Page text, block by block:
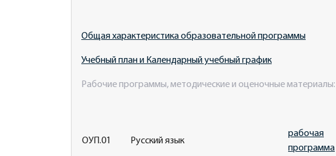
Общая характеристика образовательной программы
Учебный план и Календарный учебный график
Рабочие программы, методические и оценочные материалы:
ОУП.01 Русский язык
рабочая
программа